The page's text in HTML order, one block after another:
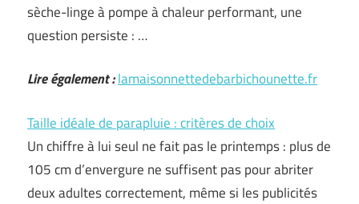
sèche-linge à pompe à chaleur performant, une
question persiste : …
Lire également :lamaisonnettedebarbichounette.fr
Taille idéale de parapluie : critères de choix
Un chiffre à lui seul ne fait pas le printemps : plus de
105 cm d’envergure ne suffisent pas pour abriter
deux adultes correctement, même si les publicités